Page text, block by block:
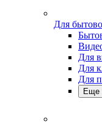
Для
Для
Для
Для
Еще